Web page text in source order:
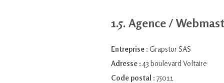
1.5. Agence /
Entreprise : Grapstor SAS
Adresse :43 boulevard Voltaire
Code postal : 75011